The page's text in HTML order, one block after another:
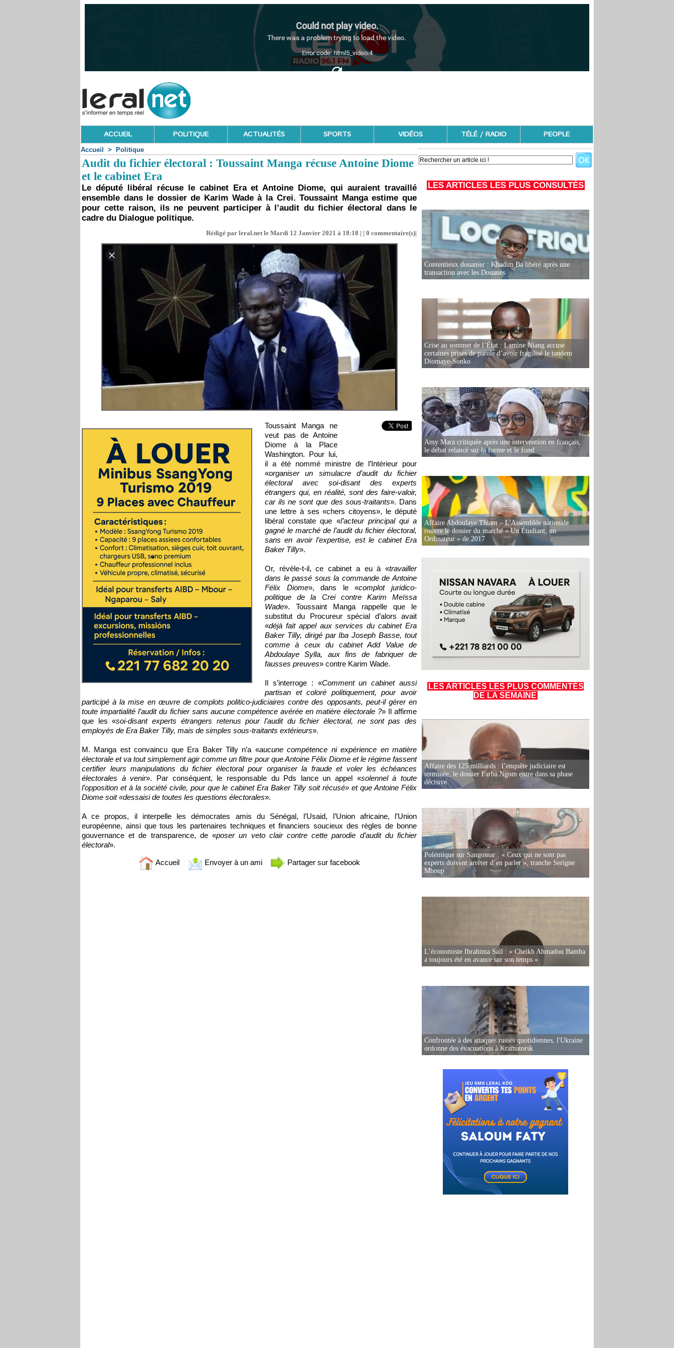
ACCUEIL POLITIQUE ACTUALITÉS SPORTS VIDÉOS TÉLÉ / RADIO PEOPLE
Accueil > Politique
Audit du fichier électoral : Toussaint Manga récuse Antoine Diome
et le cabinet Era
Le député libéral récuse le cabinet Era et Antoine Diome, qui auraient travaillé
ensemble dans le dossier de Karim Wade à la Crei. Toussaint Manga estime que
pour cette raison, ils ne peuvent participer à l’audit du fichier électoral dans le
cadre du Dialogue politique.
Rédigé par leral.net le Mardi 12 Janvier 2021 à 18:18 | | 0 commentaire(s)|
Toussaint Manga ne
veut pas de Antoine
Diome à la Place
Washington. Pour lui,
il a été nommé ministre de l’Intérieur pour
«organiser un simulacre d’audit du fichier
électoral avec soi-disant des experts
étrangers qui, en réalité, sont des faire-valoir,
car ils ne sont que des sous-traitants». Dans
une lettre à ses «chers citoyens», le député
libéral constate que «l’acteur principal qui a
gagné le marché de l’audit du fichier électoral,
sans en avoir l’expertise, est le cabinet Era
Baker Tilly».
Or, révèle-t-il, ce cabinet a eu à «travailler
dans le passé sous la commande de Antoine
Félix Diome», dans le «complot juridico-
politique de la Crei contre Karim Meïssa
Wade». Toussaint Manga rappelle que le
substitut du Procureur spécial d’alors avait
«déjà fait appel aux services du cabinet Era
Baker Tilly, dirigé par Iba Joseph Basse, tout
comme à ceux du cabinet Add Value de
Abdoulaye Sylla, aux fins de fabriquer de
fausses preuves» contre Karim Wade.
Il s’interroge : «Comment un cabinet aussi
partisan et coloré politiquement, pour avoir
participé à la mise en œuvre de complots politico-judiciaires contre des opposants, peut-il gérer en
toute impartialité l’audit du fichier sans aucune compétence avérée en matière électorale ?» Il affirme
que les «soi-disant experts étrangers retenus pour l’audit du fichier électoral, ne sont pas des
employés de Era Baker Tilly, mais de simples sous-traitants extérieurs».
M. Manga est convaincu que Era Baker Tilly n’a «aucune compétence ni expérience en matière
électorale et va tout simplement agir comme un filtre pour que Antoine Félix Diome et le régime fassent
certifier leurs manipulations du fichier électoral pour organiser la fraude et voler les échéances
électorales à venir». Par conséquent, le responsable du Pds lance un appel «solennel à toute
l’opposition et à la société civile, pour que le cabinet Era Baker Tilly soit récusé» et que Antoine Félix
Diome soit «dessaisi de toutes les questions électorales».
A ce propos, il interpelle les démocrates amis du Sénégal, l’Usaid, l’Union africaine, l’Union
européenne, ainsi que tous les partenaires techniques et financiers soucieux des règles de bonne
gouvernance et de transparence, de «poser un veto clair contre cette parodie d’audit du fichier
électoral».
Accueil Envoyer à un ami Partager sur facebook
LES ARTICLES LES PLUS CONSULTÉS
Contentieux douanier : Khadim Ba libéré après une
transaction avec les Douanes
Crise au sommet de l’État : Lamine Niang accuse
certaines prises de parole d’avoir fragilisé le tandem
Diomaye-Sonko
Amy Mara critiquée après une intervention en français,
le débat relancé sur la forme et le fond
Affaire Abdoulaye Thiam – L'Assemblée nationale
rouvre le dossier du marché « Un Étudiant, un
Ordinateur » de 2017
LES ARTICLES LES PLUS COMMENTÉS
DE LA SEMAINE
Affaire des 125 milliards : l’enquête judiciaire est
terminée, le dossier Farba Ngom entre dans sa phase
décisive
Polémique sur Sangomar : « Ceux qui ne sont pas
experts doivent arrêter d’en parler », tranche Serigne
Mboup
L’économiste Ibrahima Sall : « Cheikh Ahmadou Bamba
a toujours été en avance sur son temps »
Confrontée à des attaques russes quotidiennes, l'Ukraine
ordonne des évacuations à Kramatorsk